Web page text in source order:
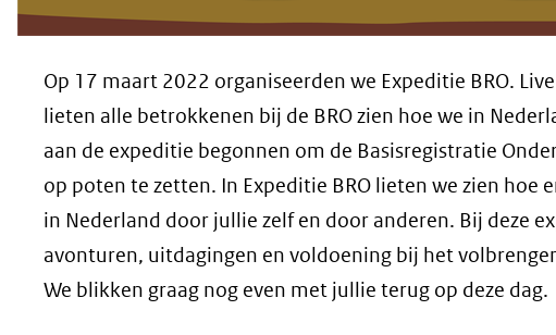
Op 17 maart 2022 organiseerden we Expeditie BRO.
lieten alle betrokkenen bij de BRO zien hoe we in
aan de expeditie begonnen om de Basisregistratie
op poten te zetten. In Expeditie BRO lieten we zien hoe
in Nederland door jullie zelf en door anderen. Bij deze
avonturen, uitdagingen en voldoening bij het
We blikken graag nog even met jullie terug op deze dag.